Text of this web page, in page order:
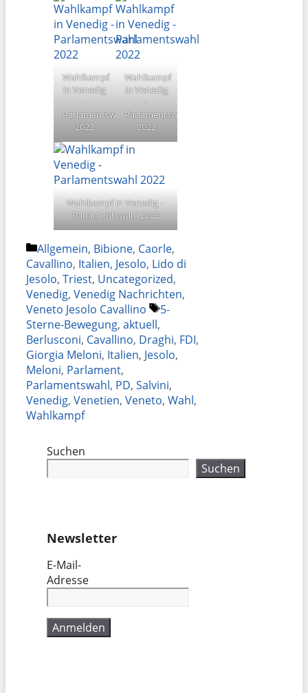
Wahlkampf
in Venedig
–
Parlamentswahl
2022
Wahlkampf
in Venedig
–
Parlamentswahl
2022
Wahlkampf in Venedig –
Parlamentswahl 2022
Kategorien
Allgemein, Bibione, Caorle,
Cavallino, Italien, Jesolo, Lido di
Jesolo, Triest, Uncategorized,
Venedig, Venedig Nachrichten,
Veneto Jesolo Cavallino
Schlagwörter
5-
Sterne-Bewegung, aktuell,
Berlusconi, Cavallino, Draghi, FDI,
Giorgia Meloni, Italien, Jesolo,
Meloni, Parlament,
Parlamentswahl, PD, Salvini,
Venedig, Venetien, Veneto, Wahl,
Wahlkampf
Suchen
Suchen
Newsletter
E-Mail-
Adresse